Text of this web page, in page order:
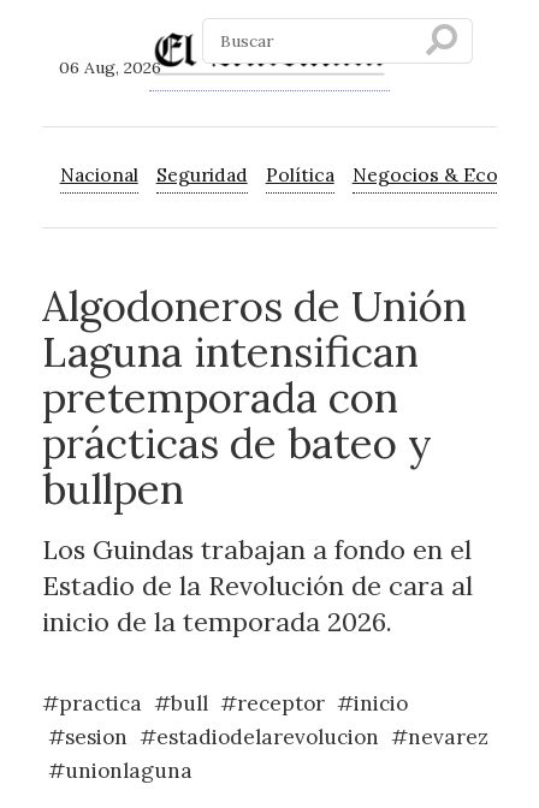
06 Aug, 2026
Nacional Seguridad Política Negocios &
Algodoneros de Unión
Laguna intensifican
pretemporada con
prácticas de bateo y
bullpen
Los Guindas trabajan a fondo en el
Estadio de la Revolución de cara al
inicio de la temporada 2026.
#practica #bull #receptor #inicio
#sesion #estadiodelarevolucion #nevarez
#unionlaguna